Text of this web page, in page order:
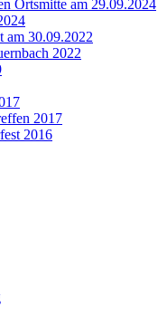
Ortsmitte am 29.09.2024
30.09.2022
2022
2017
2016